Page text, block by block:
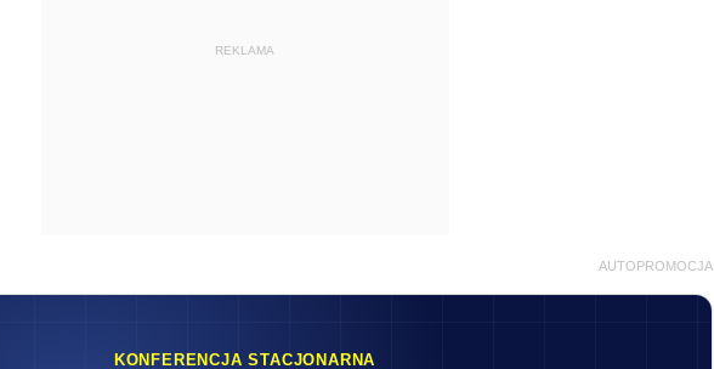
REKLAMA
AUTOPROMOCJA
KONFERENCJA STACJONARNA